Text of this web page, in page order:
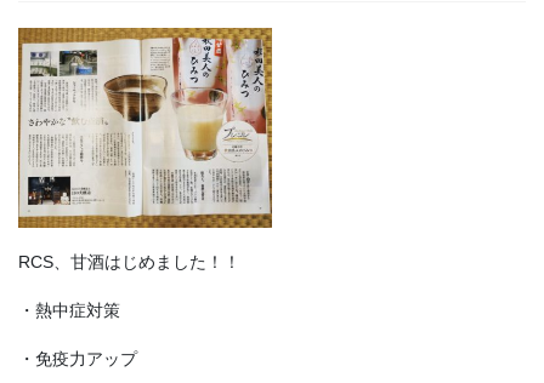
RCS、甘酒はじめました！！
・熱中症対策
・免疫力アップ